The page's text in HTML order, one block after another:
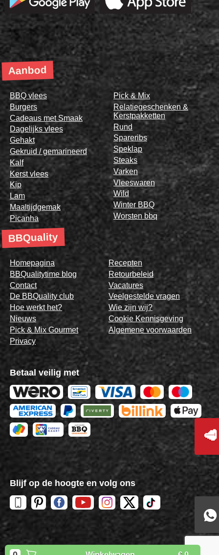
Aanbod
BBQ vlees
Burgers
Cadeaus met Smaak
Dagelijks vlees
Gehakt
Gekruid / gemarineerd
Kalf
Kerst vlees
Kip
Lam
Maaltijdgemak
Picanha
Pick & Mix
Relatiegeschenken &
Kerstpakketten
Rund
Spareribs
Speklap
Steaks
Varken
Vleeswaren
Wild
Winter BBQ
Worsten bbq
BBQuality
Homepagina
BBQualitytime blog
Contact
De BBQuality club
Hoe werkt het?
Nieuws
Pick & Mix Gourmet
Privacy
Recepten
Retourbeleid
Vacatures
Veelgestelde vragen
Wie zijn wij?
Cookie Kennisgeving
Algemene voorwaarden
Betaal veilig met
Blijf op de hoogte en volg ons
CopyrightBBQuality
🥩